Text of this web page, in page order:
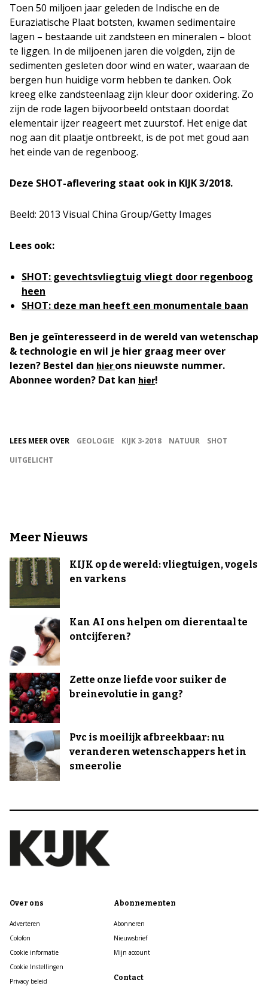
Toen 50 miljoen jaar geleden de Indische en de
Euraziatische Plaat botsten, kwamen sedimentaire
lagen – bestaande uit zandsteen en mineralen – bloot
te liggen. In de miljoenen jaren die volgden, zijn de
sedimenten gesleten door wind en water, waaraan de
bergen hun huidige vorm hebben te danken. Ook
kreeg elke zandsteenlaag zijn kleur door oxidering. Zo
zijn de rode lagen bijvoorbeeld ontstaan doordat
elementair ijzer reageert met zuurstof. Het enige dat
nog aan dit plaatje ontbreekt, is de pot met goud aan
het einde van de regenboog.
Deze SHOT-aflevering staat ook in KIJK 3/2018.
Beeld: 2013 Visual China Group/Getty Images
Lees ook:
SHOT: gevechtsvliegtuig vliegt door regenboog
heen
SHOT: deze man heeft een monumentale baan
Ben je geïnteresseerd in de wereld van wetenschap
& technologie en wil je hier graag meer over
lezen? Bestel dan hierons nieuwste nummer.
Abonnee worden? Dat kan hier!
LEES MEER OVER GEOLOGIE KIJK 3-2018 NATUUR
SHOT
UITGELICHT
Meer Nieuws
KIJK op de wereld: vliegtuigen, vogels
en varkens
Kan AI ons helpen om dierentaal te
ontcijferen?
Zette onze liefde voor suiker de
breinevolutie in gang?
Pvc is moeilijk afbreekbaar: nu
veranderen wetenschappers het in
smeerolie
Over ons
Adverteren
Colofon
Cookie informatie
Cookie Instellingen
Privacy beleid
Abonnementen
Abonneren
Nieuwsbrief
Mijn account
Contact